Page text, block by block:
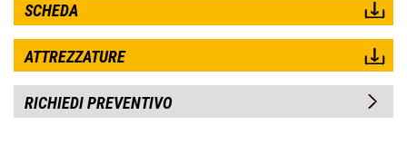
SCHEDA
ATTREZZATURE
RICHIEDI PREVENTIVO